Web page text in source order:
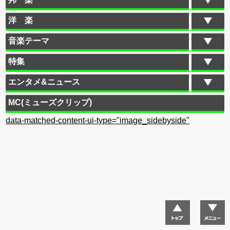
洋 楽
音楽テーマ
特集
エンタメ&ニュース
MC(ミューズクリップ)
data-matched-content-ui-type="image_sidebyside"